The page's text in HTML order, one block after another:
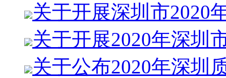
关于开展深圳市2020
关于开展2020年深圳
关于公布2020年深圳